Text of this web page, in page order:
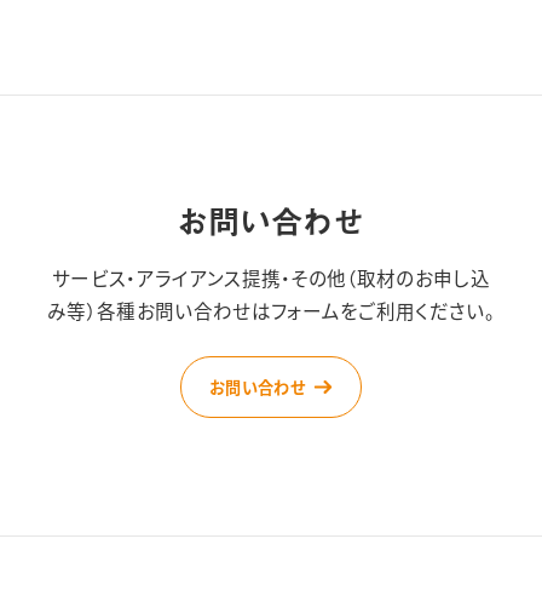
お問い合わせ
サービス・アライアンス提携・その他（取材のお申し込
み等）各種お問い合わせはフォームをご利用ください。
お問い合わせ